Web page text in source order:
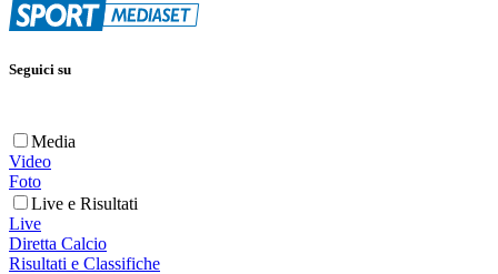
Seguici su
Media
Video
Foto
Live e Risultati
Live
Diretta Calcio
Risultati e Classifiche